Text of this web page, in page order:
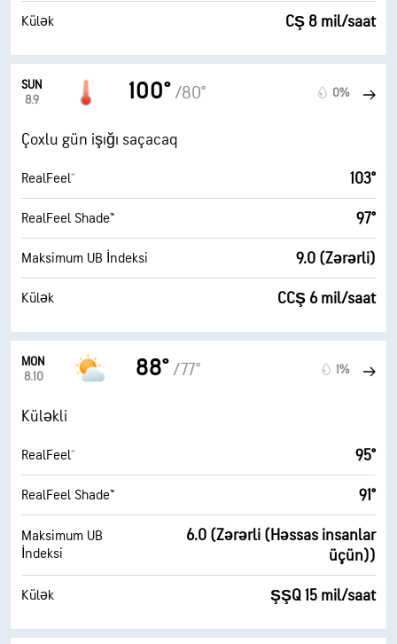
Külək CŞ 8 mil/saat
SUN
8.9
100° /80° 0%
Çoxlu gün işığı saçacaq
RealFeel® 103°
RealFeel Shade™ 97°
Maksimum UB İndeksi 9.0 (Zərərli)
Külək CCŞ 6 mil/saat
MON
8.10
88° /77° 1%
Küləkli
RealFeel® 95°
RealFeel Shade™ 91°
Maksimum UB
İndeksi
6.0 (Zərərli (Həssas insanlar
üçün))
Külək ŞŞQ 15 mil/saat